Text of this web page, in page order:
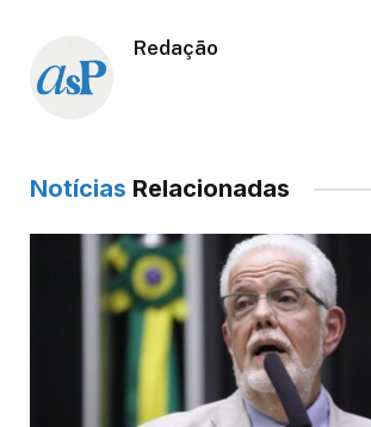
Redação
Notícias Relacionadas